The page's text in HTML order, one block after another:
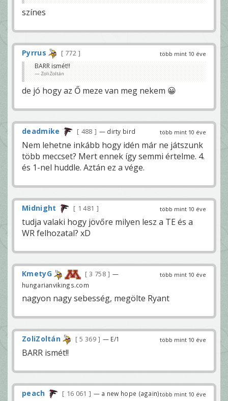
színes
több mint 10 éve
Pyrrus
772
BARR ismét!!
ZoliZoltán
de jó hogy az Ő meze van meg nekem 😀
több mint 10 éve
deadmike 488 — dirty bird
Nem lehetne inkább hogy idén már ne játszunk
több meccset? Mert ennek így semmi értelme. 4.
és 1-nel huddle. Aztán ez a vége.
több mint 10 éve
Midnight 1 481
tudja valaki hogy jövőre milyen lesz a TE és a
WR felhozatal? xD
több mint 10 éve
KmetyG 3 758
—
hungarianvikings.com
nagyon nagy sebesség, megölte Ryant
több mint 10 éve
ZoliZoltán 5 369 — E/1
BARR ismét!!
több mint 10 éve
peach 16 061 — a new hope (again)